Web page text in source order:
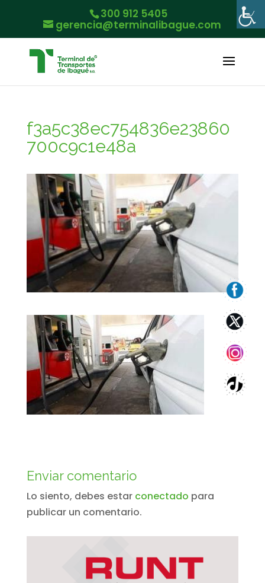
300 912 5405
gerencia@terminalibague.com
f3a5c38ec754836e23860
700c9c1e48a
Enviar comentario
Lo siento, debes estar conectado para
publicar un comentario.